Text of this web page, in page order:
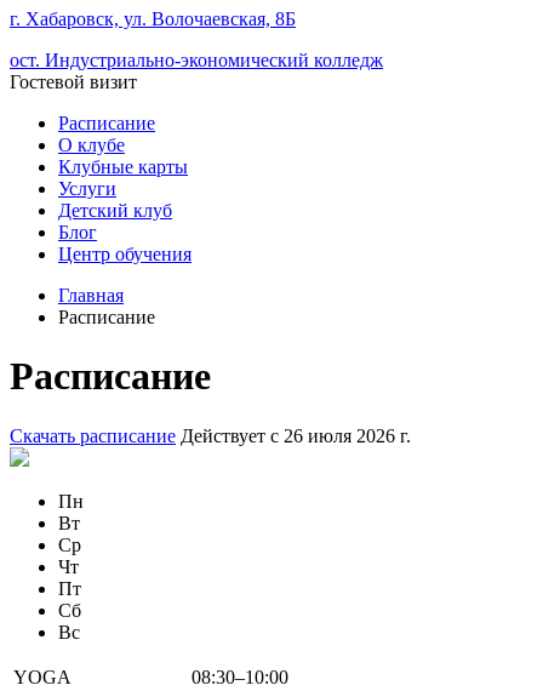
г. Хабаровск, ул. Волочаевская, 8Б
ост. Индустриально-экономический колледж
Гостевой визит
Расписание
О клубе
Клубные карты
Услуги
Детский клуб
Блог
Центр обучения
Главная
Расписание
Расписание
Скачать расписание Действует с 26 июля 2026 г.
Пн
Вт
Ср
Чт
Пт
Сб
Вс
YOGA
08:30–10:00